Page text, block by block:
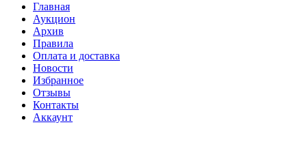
Главная
Аукцион
Архив
Правила
Оплата и доставка
Новости
Избранное
Отзывы
Контакты
Аккаунт